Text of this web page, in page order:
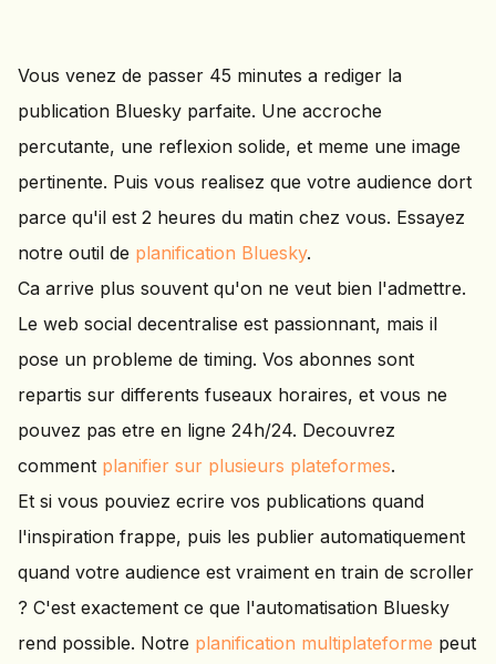
Vous venez de passer 45 minutes a rediger la
publication Bluesky parfaite. Une accroche
percutante, une reflexion solide, et meme une image
pertinente. Puis vous realisez que votre audience dort
parce qu'il est 2 heures du matin chez vous. Essayez
notre outil de planification Bluesky.
Ca arrive plus souvent qu'on ne veut bien l'admettre.
Le web social decentralise est passionnant, mais il
pose un probleme de timing. Vos abonnes sont
repartis sur differents fuseaux horaires, et vous ne
pouvez pas etre en ligne 24h/24. Decouvrez
comment planifier sur plusieurs plateformes.
Et si vous pouviez ecrire vos publications quand
l'inspiration frappe, puis les publier automatiquement
quand votre audience est vraiment en train de scroller
? C'est exactement ce que l'automatisation Bluesky
rend possible. Notre planification multiplateforme peut